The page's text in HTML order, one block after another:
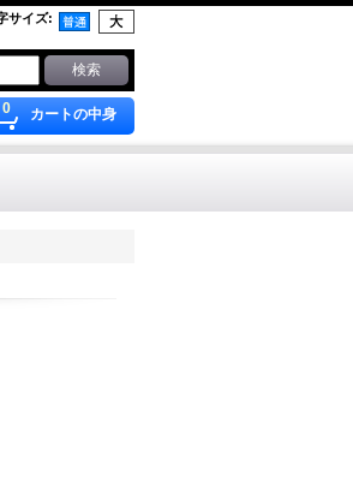
サイズ:
0 カートの中身